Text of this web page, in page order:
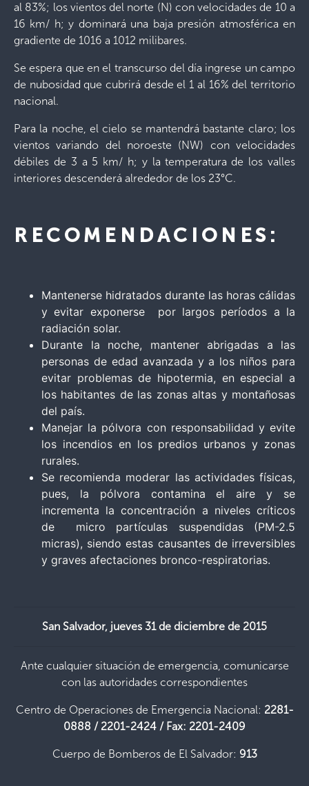
al 83%; los vientos del norte (N) con velocidades de 10 a
16 km/ h; y dominará una baja presión atmosférica en
gradiente de 1016 a 1012 milibares.
Se espera que en el transcurso del día ingrese un campo
de nubosidad que cubrirá desde el 1 al 16% del territorio
nacional.
Para la noche, el cielo se mantendrá bastante claro; los
vientos variando del noroeste (NW) con velocidades
débiles de 3 a 5 km/ h; y la temperatura de los valles
interiores descenderá alrededor de los 23°C.
RECOMENDACIONES:
Mantenerse hidratados durante las horas cálidas
y evitar exponerse por largos períodos a la
radiación solar.
Durante la noche, mantener abrigadas a las
personas de edad avanzada y a los niños para
evitar problemas de hipotermia, en especial a
los habitantes de las zonas altas y montañosas
del país.
Manejar la pólvora con responsabilidad y evite
los incendios en los predios urbanos y zonas
rurales.
Se recomienda moderar las actividades físicas,
pues, la pólvora contamina el aire y se
incrementa la concentración a niveles críticos
de micro partículas suspendidas (PM-2.5
micras), siendo estas causantes de irreversibles
y graves afectaciones bronco-respiratorias.
San Salvador, jueves 31 de diciembre de 2015
Ante cualquier situación de emergencia, comunicarse
con las autoridades correspondientes
Centro de Operaciones de Emergencia Nacional: 2281-
0888 / 2201-2424 / Fax: 2201-2409
Cuerpo de Bomberos de El Salvador: 913